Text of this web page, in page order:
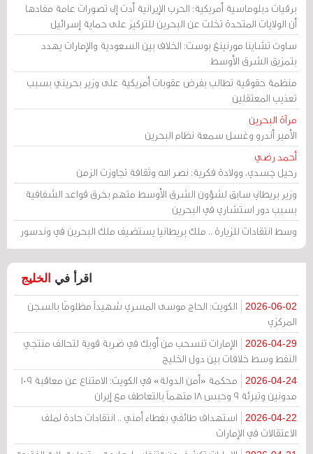
برقيات دبلوماسية أمريكية: الحرب الإيرانية أدت إلى تصورات عامة مفادها
أن الولايات المتحدة تخلت عن البحرين للتركيز على حماية إسرائيل
ساوث تشاينا مورنينغ بوست: الخلاف بين السعودية والإمارات يهدد
بتمزيق الشرق الأوسط
منظمة حقوقية تطالب بفرض عقوبات أمريكية على وزير بحريني بسبب
تعذيب المعتقلين
مرآة البحرين
الأمير أندرو وغسل سمعة نظام البحرين
أحمد رضي
رحيل جسدي، وولادة فكرية: نصر الله وثقافة تجاوزت الزمن
وزير بريطاني سابق لشؤون الشرق الأوسط متهم بخرق قواعد الشفافية
بسبب دور استشاري في البحرين
وسط انتقادات للزيارة .. ملك بريطانيا يستضيف ملك البحرين في وندسور
اقرأ في الخليج
2026-06-02
الكويت: الحاج موسى المسري شهيداً مظلومًا بالسجن
المركزي
2026-04-29
الإمارات تنسحب من أوبك في ضربة قوية لتحالف منتجي
النفط وسط خلافات بين دول الخليج
2026-04-24
محكمة «أمن الدولة» في الكويت: الامتناع عن معاقبة 109
مدونين وتبرئة 9 وحبس 18 متهماً بالتعاطف مع إيران
2026-04-22
استهداف طائفي بغطاء أمني .. انتقادات حادة لملف
الاعتقالات في الإمارات